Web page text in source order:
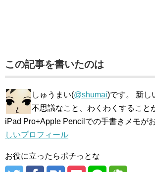
この記事を書いたのは
しゅうまい(@shumai)です。 新し
不思議なこと、わくわくすること
iPad Pro+Apple Pencilでの手書きメモが
しいプロフィール
お役に立ったらポチっとな